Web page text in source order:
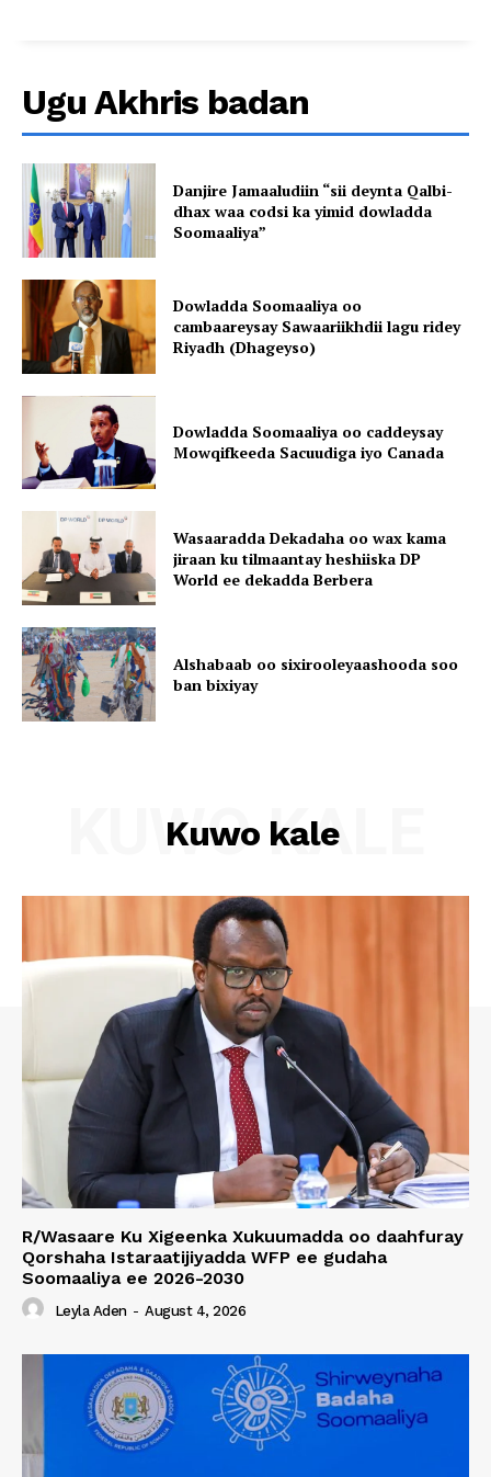
Ugu Akhris badan
Danjire Jamaaludiin “sii deynta Qalbi-
dhax waa codsi ka yimid dowladda
Soomaaliya”
Dowladda Soomaaliya oo
cambaareysay Sawaariikhdii lagu ridey
Riyadh (Dhageyso)
Dowladda Soomaaliya oo caddeysay
Mowqifkeeda Sacuudiga iyo Canada
Wasaaradda Dekadaha oo wax kama
jiraan ku tilmaantay heshiiska DP
World ee dekadda Berbera
Alshabaab oo sixirooleyaashooda soo
ban bixiyay
Kuwo kale
KUWO KALE
R/Wasaare Ku Xigeenka Xukuumadda oo daahfuray
Qorshaha Istaraatijiyadda WFP ee gudaha
Soomaaliya ee 2026-2030
Leyla Aden - August 4, 2026